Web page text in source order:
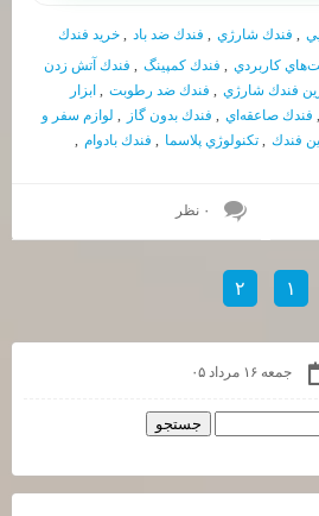
, فندك شارژي , فندك ضد باد , خريد فندك
كاربردي , فندك كمپينگ , فندك آتش زدن
فندك شارژي , فندك ضد رطوبت , ابزار
, فندك صاعقه‌اي , فندك بدون گاز , لوازم سفر و
فندك , تكنولوژي پلاسما , فندك بادوام ,
۰ نظر
۱ ۲
جمعه ۱۶ مرداد ۰۵